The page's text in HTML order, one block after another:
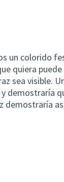
un colorido
quiera
sea visible.
demostraría
demostraría